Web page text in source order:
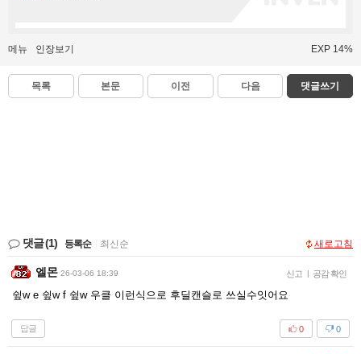
메뉴 인장보기 EXP 14%
목록 본문 이전 다음 댓글쓰기
댓글(1) 등록순 최신순 새로고침
엘몬 26-03-06 18:39 신고 | 공감 확인
슆w e 슆w f 슆w 우클 이런식으로 후딜캔슬로 쓰실수잇어요
답글 0
0